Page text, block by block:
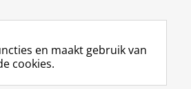
en maakt gebruik van
cookies.